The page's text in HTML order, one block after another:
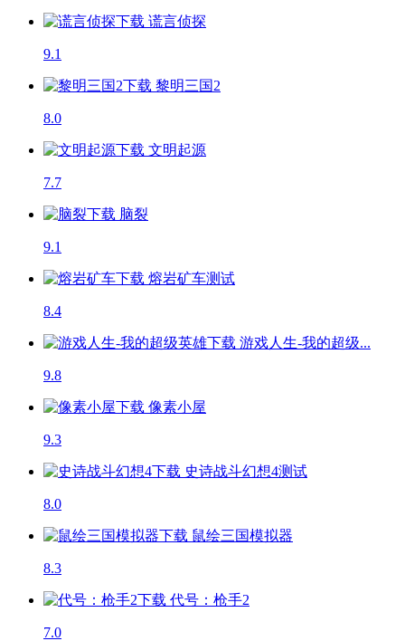
谎言侦探
9.1
黎明三国2
8.0
文明起源
7.7
脑裂
9.1
熔岩矿车测试
8.4
游戏人生-我的超级...
9.8
像素小屋
9.3
史诗战斗幻想4测试
8.0
鼠绘三国模拟器
8.3
代号：枪手2
7.0